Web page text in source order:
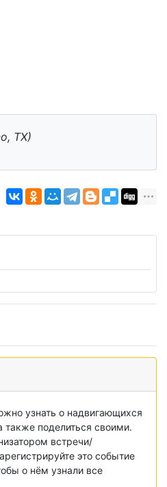
TX)
узнать о надвигающихся
поделиться своими.
встречи/
это событие
о нём узнали все